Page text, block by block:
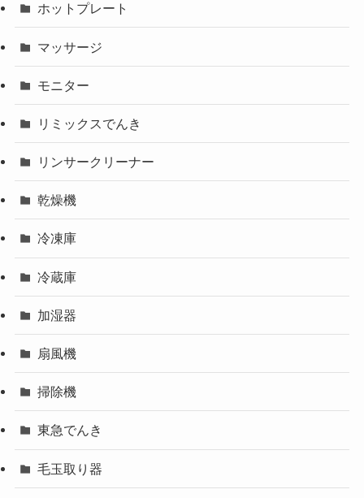
ホットプレート
マッサージ
モニター
リミックスでんき
リンサークリーナー
乾燥機
冷凍庫
冷蔵庫
加湿器
扇風機
掃除機
東急でんき
毛玉取り器